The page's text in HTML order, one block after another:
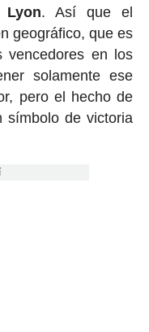
. Así que el
geográfico, que es
vencedores en los
solamente ese
pero el hecho de
símbolo de victoria